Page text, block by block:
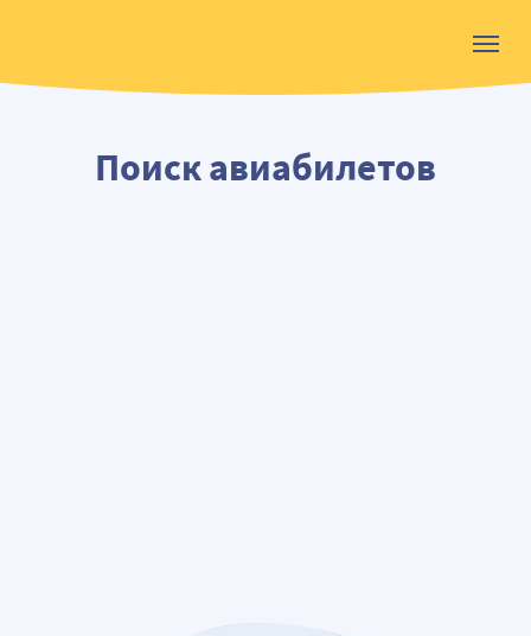
Поиск авиабилетов